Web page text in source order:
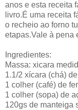
anos e esta receita
livro.É uma receita
o recheio ao forno
etapas.Vale à pena
Ingredientes:
Massa: xicara
1.1/2 xícara (chá)
1 colher (café) de
1 colher (sopa) de
120gs de manteiga